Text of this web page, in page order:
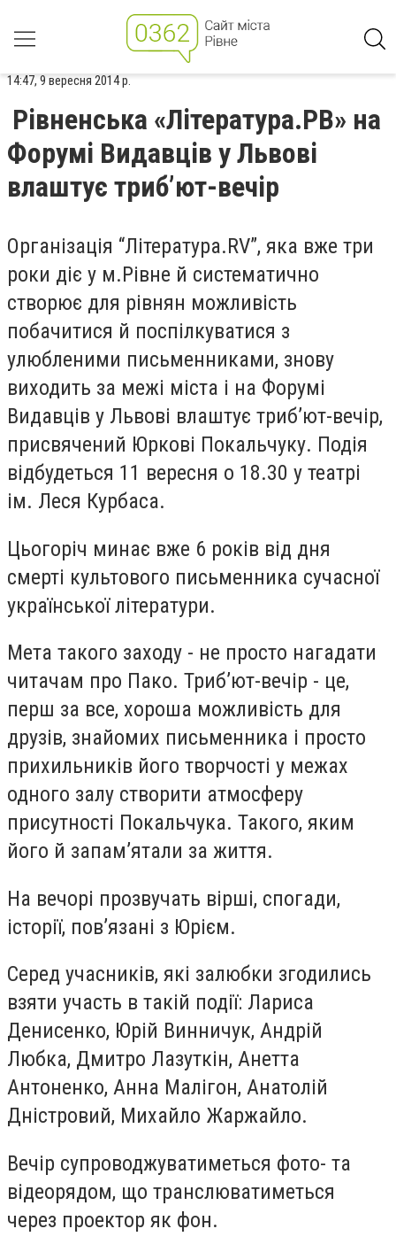
14:47, 9 вересня 2014 р.
Рівненська «Література.РВ» на
Форумі Видавців у Львові
влаштує триб’ют-вечір
Організація “Література.RV”, яка вже три
роки діє у м.Рівне й систематично
створює для рівнян можливість
побачитися й поспілкуватися з
улюбленими письменниками, знову
виходить за межі міста і на Форумі
Видавців у Львові влаштує триб’ют-вечір,
присвячений Юркові Покальчуку. Подія
відбудеться 11 вересня о 18.30 у театрі
ім. Леся Курбаса.
Цьогоріч минає вже 6 років від дня
смерті культового письменника сучасної
української літератури.
Мета такого заходу - не просто нагадати
читачам про Пако. Триб’ют-вечір - це,
перш за все, хороша можливість для
друзів, знайомих письменника і просто
прихильників його творчості у межах
одного залу створити атмосферу
присутності Покальчука. Такого, яким
його й запам’ятали за життя.
На вечорі прозвучать вірші, спогади,
історії, пов’язані з Юрієм.
Серед учасників, які залюбки згодились
взяти участь в такій події: Лариса
Денисенко, Юрій Винничук, Андрій
Любка, Дмитро Лазуткін, Анетта
Антоненко, Анна Малігон, Анатолій
Дністровий, Михайло Жаржайло.
Вечір супроводжуватиметься фото- та
відеорядом, що транслюватиметься
через проектор як фон.